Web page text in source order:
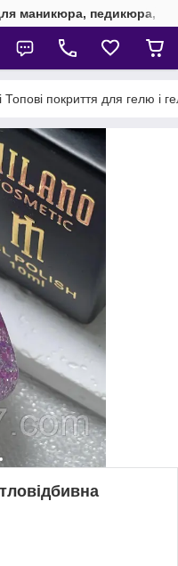
маникюра, педикюра,
Топові покриття для гелю і